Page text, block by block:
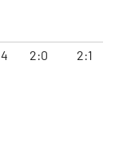
2:0 2:1